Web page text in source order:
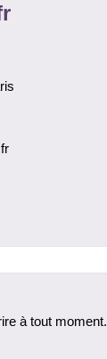
à tout moment.